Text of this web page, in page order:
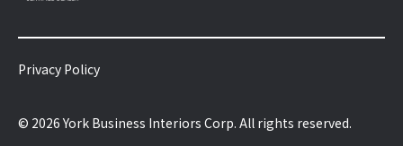
© 2026 York Business Interiors Corp. All rights reserved.
Privacy Policy